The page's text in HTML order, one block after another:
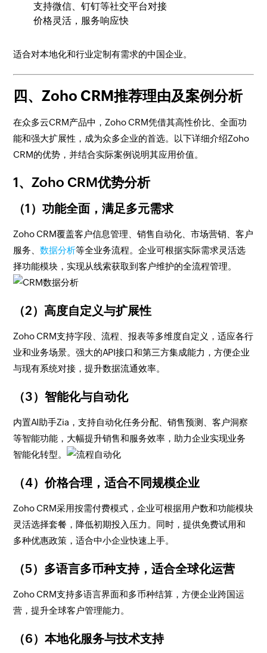
支持微信、钉钉等社交平台对接
价格灵活，服务响应快
适合对本地化和行业定制有需求的中国企业。
四、Zoho CRM推荐理由及案例分析
在众多云CRM产品中，Zoho CRM凭借其高性价比、全面功
能和强大扩展性，成为众多企业的首选。以下详细介绍Zoho
CRM的优势，并结合实际案例说明其应用价值。
1、Zoho CRM优势分析
（1）功能全面，满足多元需求
Zoho CRM覆盖客户信息管理、销售自动化、市场营销、客户
服务、数据分析等全业务流程。企业可根据实际需求灵活选
择功能模块，实现从线索获取到客户维护的全流程管理。
（2）高度自定义与扩展性
Zoho CRM支持字段、流程、报表等多维度自定义，适应各行
业和业务场景。强大的API接口和第三方集成能力，方便企业
与现有系统对接，提升数据流通效率。
（3）智能化与自动化
内置AI助手Zia，支持自动化任务分配、销售预测、客户洞察
等智能功能，大幅提升销售和服务效率，助力企业实现业务
智能化转型。
（4）价格合理，适合不同规模企业
Zoho CRM采用按需付费模式，企业可根据用户数和功能模块
灵活选择套餐，降低初期投入压力。同时，提供免费试用和
多种优惠政策，适合中小企业快速上手。
（5）多语言多币种支持，适合全球化运营
Zoho CRM支持多语言界面和多币种结算，方便企业跨国运
营，提升全球客户管理能力。
（6）本地化服务与技术支持